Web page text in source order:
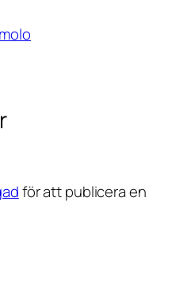
för att publicera en